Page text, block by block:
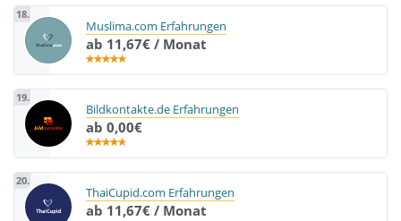
18.
Muslima.com Erfahrungen
ab 11,67€ / Monat
19.
Bildkontakte.de Erfahrungen
ab 0,00€
20.
ThaiCupid.com Erfahrungen
ab 11,67€ / Monat